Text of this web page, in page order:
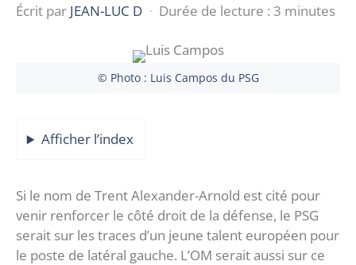
Écrit par JEAN-LUC D · Durée de lecture : 3 minutes
© Photo : Luis Campos du PSG
Afficher l’index
Si le nom de Trent Alexander-Arnold est cité pour
venir renforcer le côté droit de la défense, le PSG
serait sur les traces d’un jeune talent européen pour
le poste de latéral gauche. L’OM serait aussi sur ce